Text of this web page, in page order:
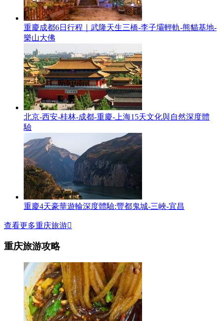
重慶成都6日行程｜武隆天生三橋-李子壩輕軌-熊貓基地-
樂山大佛
北京-西安-桂林-成都-重慶-上海15天文化與自然深度體
驗
重慶4天豪華遊輪深度體驗:豐都鬼城-三峽-宜昌
查看更多重庆旅游
重庆旅游攻略